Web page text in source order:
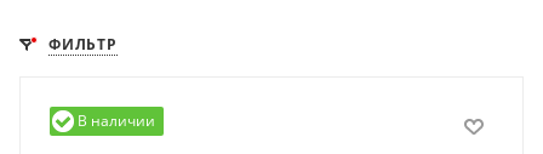
ФИЛЬТР
В наличии